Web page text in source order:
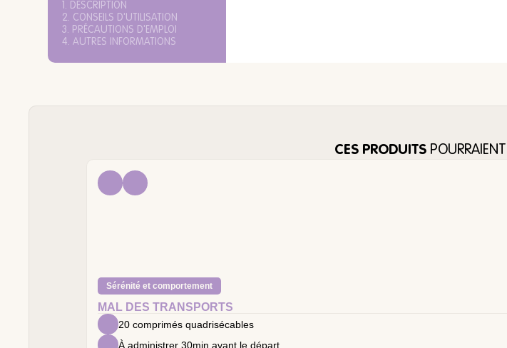
1. DESCRIPTION
2. CONSEILS D'UTILISATION
3. PRÉCAUTIONS D'EMPLOI
4. AUTRES INFORMATIONS
CES PRODUITS POURRAIENT
Sérénité et comportement
MAL DES TRANSPORTS
20 comprimés quadrisécables
À administrer 30min avant le départ